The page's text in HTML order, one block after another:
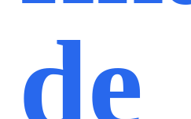
de